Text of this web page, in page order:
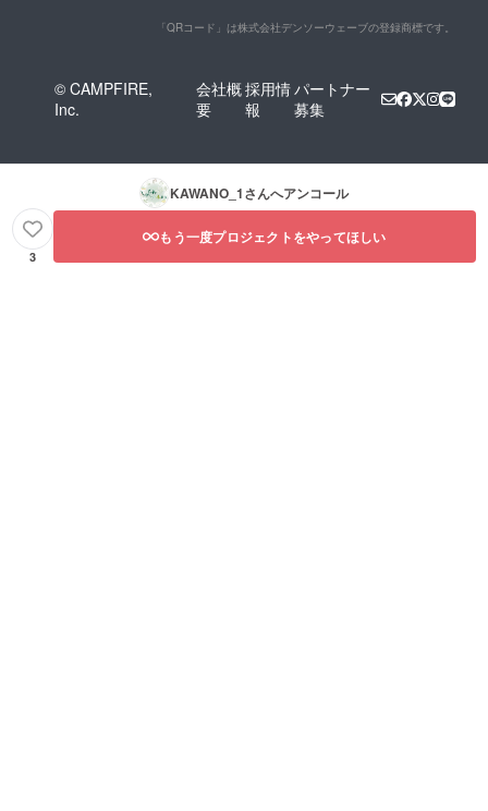
「QRコード」は株式会社デンソーウェーブの登録商標です。
© CAMPFIRE,
Inc.
会社概
要
採用情
報
パートナー
募集
KAWANO_1さんへアンコール
3
もう一度プロジェクトをやってほしい